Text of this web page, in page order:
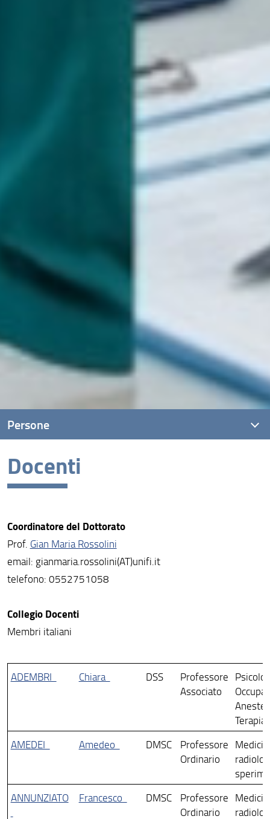
Docenti
Coordinatore del Dottorato
Prof. Gian Maria Rossolini
email: gianmaria.rossolini(AT)unifi.it
telefono: 0552751058
Collegio Docenti
Membri italiani
ADEMBRI Chiara DSS
Professore
Associato
Terapia
AMEDEI
Amedeo DMSC
Professore
Ordinario
ANNUNZIATO
Francesco DMSC
Professore
Ordinario
Persone
Docenti
Dottorande/i